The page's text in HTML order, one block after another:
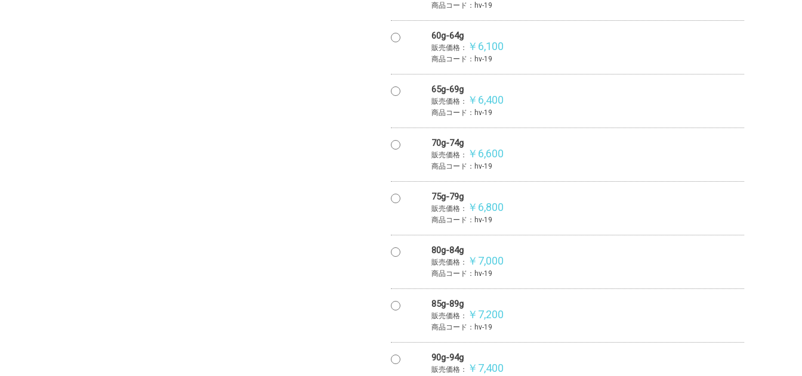
商品コード：hv-19
60g-64g
販売価格： ￥6,100
商品コード：hv-19
65g-69g
販売価格： ￥6,400
商品コード：hv-19
70g-74g
販売価格： ￥6,600
商品コード：hv-19
75g-79g
販売価格： ￥6,800
商品コード：hv-19
80g-84g
販売価格： ￥7,000
商品コード：hv-19
85g-89g
販売価格： ￥7,200
商品コード：hv-19
90g-94g
販売価格： ￥7,400